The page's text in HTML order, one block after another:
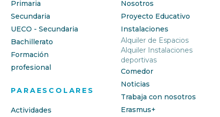
Primaria
Secundaria
UECO - Secundaria
Bachillerato
Formación
profesional
PARAESCOLARES
Actividades
Nosotros
Proyecto Educativo
Instalaciones
Alquiler de Espacios
Alquiler Instalaciones
deportivas
Comedor
Noticias
Trabaja con nosotros
Erasmus+